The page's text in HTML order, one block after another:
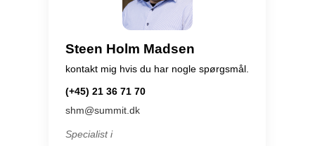
Steen Holm Madsen
kontakt mig hvis du har nogle spørgsmål.
(+45) 21 36 71 70
shm@summit.dk
Specialist i